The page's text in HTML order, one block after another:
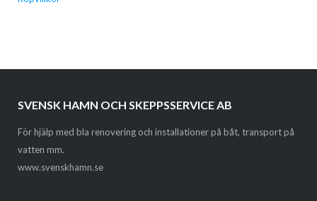
SVENSK HAMN OCH SKEPPSSERVICE AB
För hjälp med bla renovering och installationer på båt, transport på
vatten mm.
www.svenskhamn.se